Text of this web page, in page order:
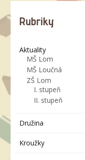
Rubriky
Aktuality
MŠ Lom
MŠ Loučná
ZŠ Lom
I. stupeň
II. stupeň
Družina
Kroužky